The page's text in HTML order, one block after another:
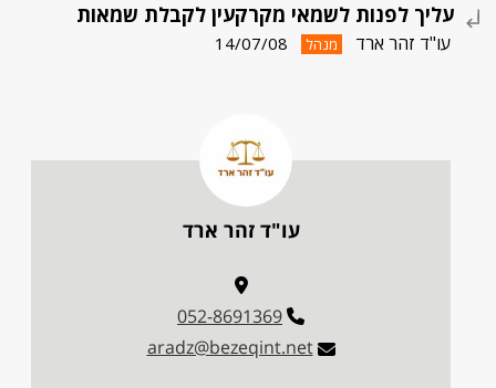
עליך לפנות לשמאי מקרקעין לקבלת שמאות
עו"ד זהר ארד מנהל 14/07/08
עו"ד זהר ארד
052-8691369
aradz@bezeqint.net